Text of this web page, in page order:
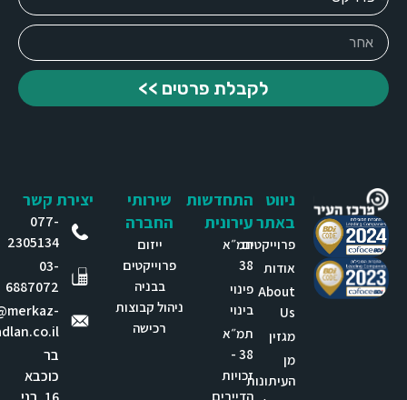
לקבלת פרטים >>
ניווט
באתר
פרוייקטים
אודות
About
Us
מגזין
מן
העיתונות
התחדשות
עירונית
תמ״א
38
פינוי
בינוי
תמ״א
38 -
זכויות
הדיירים
שירותי
החברה
ייזום
פרוייקטים
בבניה
ניהול קבוצות
רכישה
יצירת קשר
077-
2305134
03-
6887072
בר
כוכבא